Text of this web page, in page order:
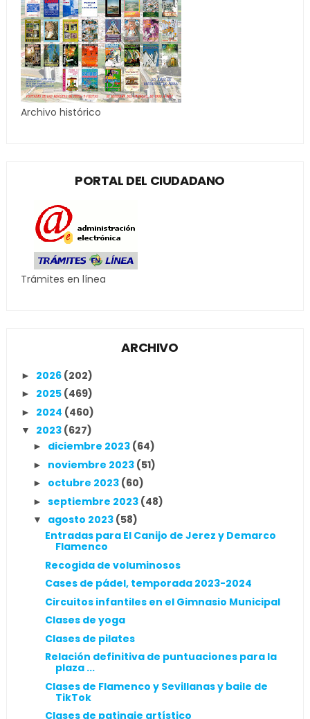
Archivo histórico
PORTAL DEL CIUDADANO
Trámites en línea
ARCHIVO
► 2026 (202)
► 2025 (469)
► 2024 (460)
▼ 2023 (627)
► diciembre 2023 (64)
► noviembre 2023 (51)
► octubre 2023 (60)
► septiembre 2023 (48)
▼ agosto 2023 (58)
Entradas para El Canijo de Jerez y Demarco
Flamenco
Recogida de voluminosos
Cases de pádel, temporada 2023-2024
Circuitos infantiles en el Gimnasio Municipal
Clases de yoga
Clases de pilates
Relación definitiva de puntuaciones para la
plaza ...
Clases de Flamenco y Sevillanas y baile de
TikTok
Clases de patinaje artístico